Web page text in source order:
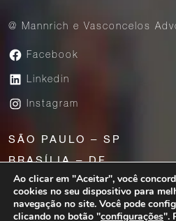
@ Mannrich e Vasconcelos
Facebook
Linkedin
Instagram
SÃO PAULO – SP
BRASÍLIA – DF
UBERABA – MG
Ao clicar em "Aceitar", você
cookies no seu dispositivo para
navegação no site. Você pode
clicando no botão "configurações".